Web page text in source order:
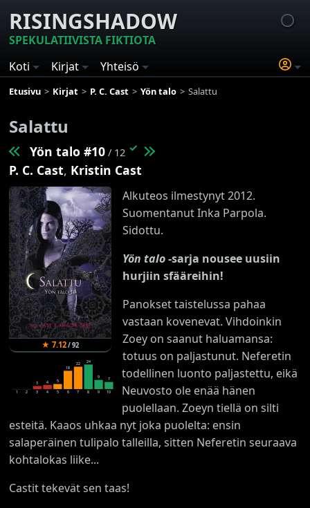
RISINGSHADOW
SPEKULATIIVISTA FIKTIOTA
Koti
Kirjat Yhteisö
Etusivu Kirjat P. C. Cast Yön talo Salattu
Salattu
Yön talo #10 / 12 ✓
P. C. Cast, Kristin Cast
★7.12/92
1 2
3
3
4
4
5
5
18
6
22
7
24
8
9
9
7
10
Alkuteos ilmestynyt 2012.
Suomentanut Inka Parpola.
Sidottu.
Yön talo-sarja nousee uusiin
hurjiin sfääreihin!
Panokset taistelussa pahaa
vastaan kovenevat. Vihdoinkin
Zoey on saanut haluamansa:
totuus on paljastunut. Neferetin
todellinen luonto paljastettu, eikä
Neuvosto ole enää hänen
puolellaan. Zoeyn tiellä on silti
esteitä. Kaaos uhkaa nyt joka puolelta: ensin
salaperäinen tulipalo talleilla, sitten Neferetin seuraava
kohtalokas liike...
Castit tekevät sen taas!